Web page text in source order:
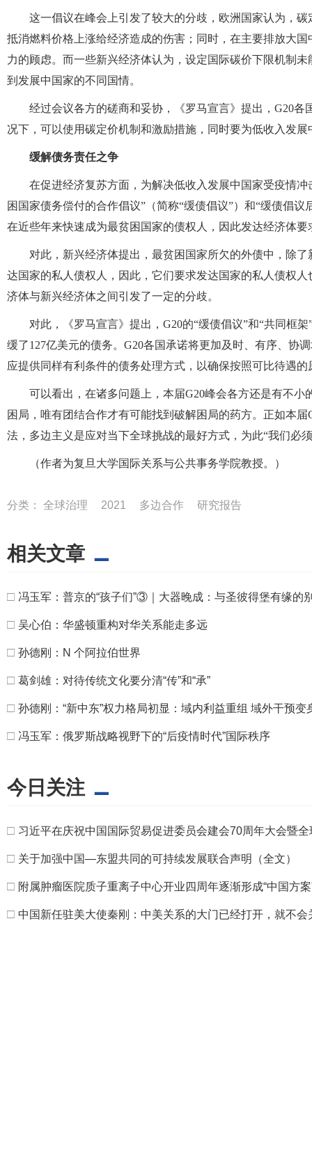
这一倡议在峰会上引发了较大的分歧，欧洲国家认为，
抵消燃料价格上涨给经济造成的伤害；同时，在主要排放大
力的顾虑。而一些新兴经济体认为，设定国际碳价下限机制
到发展中国家的不同国情。
经过会议各方的磋商和妥协，《罗马宣言》提出，G20
况下，可以使用碳定价机制和激励措施，同时要为低收入发
缓解债务责任之争
在促进经济复苏方面，为解决低收入发展中国家受疫情
困国家债务偿付的合作倡议”（简称“缓债倡议”）和“缓债倡
在近些年来快速成为最贫困国家的债权人，因此发达经济体
对此，新兴经济体提出，最贫困国家所欠的外债中，除
达国家的私人债权人，因此，它们要求发达国家的私人债权
济体与新兴经济体之间引发了一定的分歧。
对此，《罗马宣言》提出，G20的“缓债倡议”和“共同框
缓了127亿美元的债务。G20各国承诺将更加及时、有序、协
应提供同样有利条件的债务处理方式，以确保按照可比待遇
可以看出，在诸多问题上，本届G20峰会各方还是有不
困局，唯有团结合作才有可能找到破解困局的药方。正如本
法，多边主义是应对当下全球挑战的最好方式，为此“我们必
（作者为复旦大学国际关系与公共事务学院教授。）
分类： 全球治理 2021 多边合作 研究报告
相关文章
□ 冯玉军：普京的“孩子们”③｜大器晚成：与圣彼得堡有缘的
□ 吴心伯：华盛顿重构对华关系能走多远
□ 孙德刚：N 个阿拉伯世界
□ 葛剑雄：对待传统文化要分清“传”和“承”
□ 孙德刚：“新中东”权力格局初显：域内利益重组 域外干预变
□ 冯玉军：俄罗斯战略视野下的“后疫情时代”国际秩序
今日关注
□ 习近平在庆祝中国国际贸易促进委员会建会70周年大会暨
□ 关于加强中国—东盟共同的可持续发展联合声明（全文）
□ 附属肿瘤医院质子重离子中心开业四周年逐渐形成“中国方案
□ 中国新任驻美大使秦刚：中美关系的大门已经打开，就不会